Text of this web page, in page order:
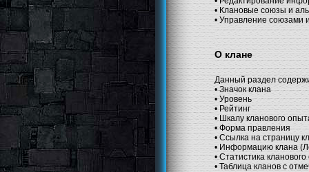
• Клановые союзы и
• Управление союзами
О клане
Данный раздел
• Значок клана
• Уровень
• Рейтинг
• Шкалу кланового
• Форма правления
• Ссылка на страницу
• Информацию клана
• Статистика
• Таблица кланов с